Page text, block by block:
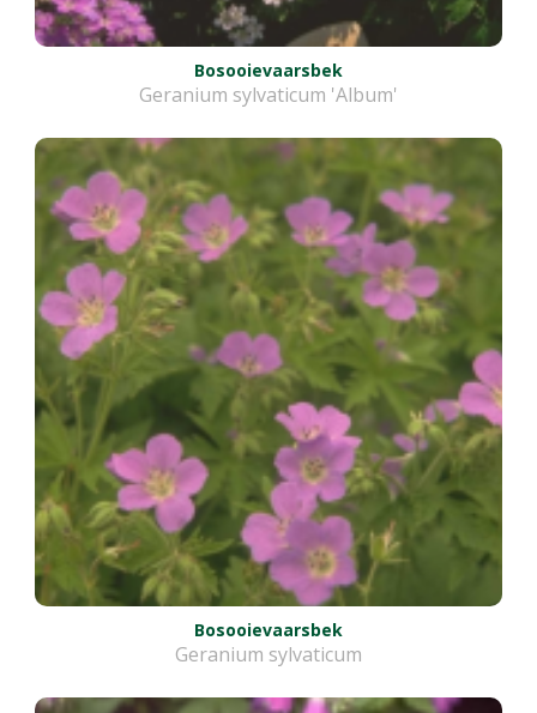
Bosooievaarsbek
Geranium sylvaticum 'Album'
Bosooievaarsbek
Geranium sylvaticum